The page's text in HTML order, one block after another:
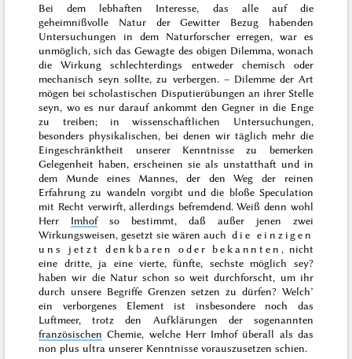
Bei dem lebhaften Interesse, das alle auf die
geheimnißvolle Natur der Gewitter Bezug habenden
Untersuchungen in dem Naturforscher erregen, war es
unmöglich, sich das Gewagte des obigen Dilemma, wonach
die Wirkung schlechterdings entweder chemisch oder
mechanisch seyn sollte, zu verbergen. – Dilemme der Art
mögen bei scholastischen Disputierübungen an ihrer Stelle
seyn, wo es nur darauf ankommt den Gegner in die Enge
zu treiben; in wissenschaftlichen Untersuchungen,
besonders physikalischen, bei denen wir täglich mehr die
Eingeschränktheit unserer Kenntnisse zu bemerken
Gelegenheit haben, erscheinen sie als unstatthaft und in
dem Munde eines Mannes, der den Weg der reinen
Erfahrung zu wandeln vorgibt und die bloße Speculation
mit Recht verwirft, allerdings befremdend. Weiß denn wohl
Herr Imhofso bestimmt, daß außer jenen zwei
Wirkungsweisen, gesetzt sie wären auch die einzigen
uns jetzt denkbaren oder bekannten, nicht
eine dritte, ja eine vierte, fünfte, sechste möglich sey?
haben wir die Natur schon so weit durchforscht, um ihr
durch unsere Begriffe Grenzen setzen zu dürfen? Welch’
ein verborgenes Element ist insbesondere noch das
Luftmeer, trotz den Aufklärungen der sogenannten
französischen Chemie, welche Herr Imhof überall als das
non plus ultra unserer Kenntnisse vorauszusetzen schien.